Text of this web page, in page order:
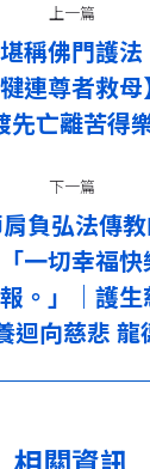
上一篇
上
一
稱佛門護
連尊者救
先亡離苦得
下一篇
下
一
篇：
負弘法傳
一切幸福
。」｜護
迴向慈悲 龍